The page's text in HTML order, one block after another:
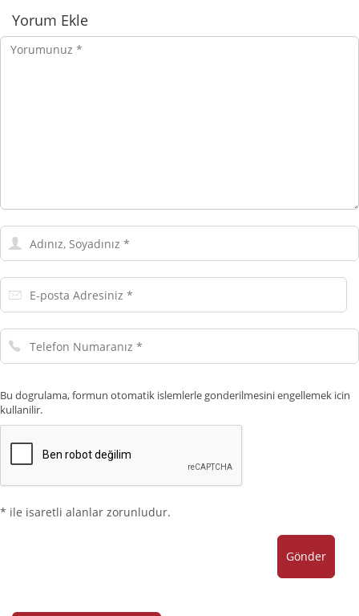
Yorumlar
Yorum Ekle
Yorumunuz
Adınız,
Soyadınız
E-
posta
Telefon
Numaranız
Bu dogrulama, formun otomatik islemlerle gonderilmesini engellemek icin
kullanilir.
* ile isaretli alanlar zorunludur.
Gönder